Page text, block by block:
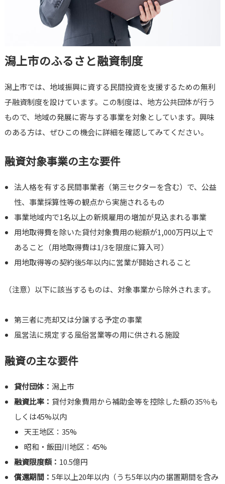
潟上市のふるさと融資制度
潟上市では、地域振興に資する民間投資を支援するための無利
子融資制度を設けています。この制度は、地方公共団体が行う
もので、地域の発展に寄与する事業を対象としています。興味
のある方は、ぜひこの機会に詳細を確認してみてください。
融資対象事業の主な要件
法人格を有する民間事業者（第三セクターを含む）で、公益
性、事業採算性等の観点から実施されるもの
事業地域内で1名以上の新規雇用の増加が見込まれる事業
用地取得費を除いた貸付対象費用の総額が1,000万円以上で
あること（用地取得費は1/3を限度に算入可）
用地取得等の契約後5年以内に営業が開始されること
（注意）以下に該当するものは、対象事業から除外されます。
第三者に売却又は分譲する予定の事業
風営法に規定する風俗営業等の用に供される施設
融資の主な要件
貸付団体：潟上市
融資比率： 貸付対象費用から補助金等を控除した額の35％も
しくは45%以内
天王地区：35%
昭和・飯田川地区：45%
融資限度額： 10.5億円
償還期間：5年以上20年以内（うち5年以内の据置期間を含み